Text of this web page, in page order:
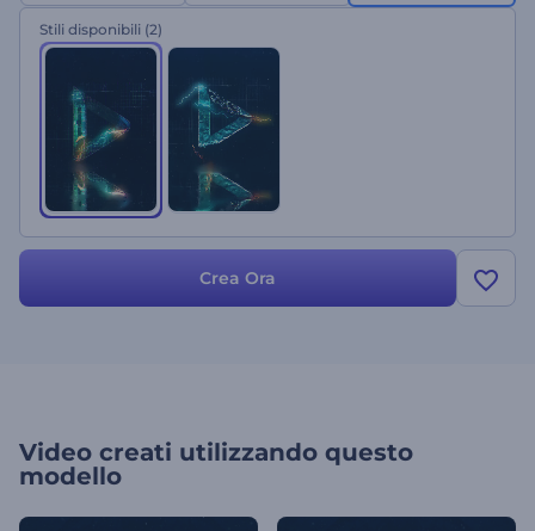
Stili disponibili (2)
Crea Ora
Video creati utilizzando questo
modello